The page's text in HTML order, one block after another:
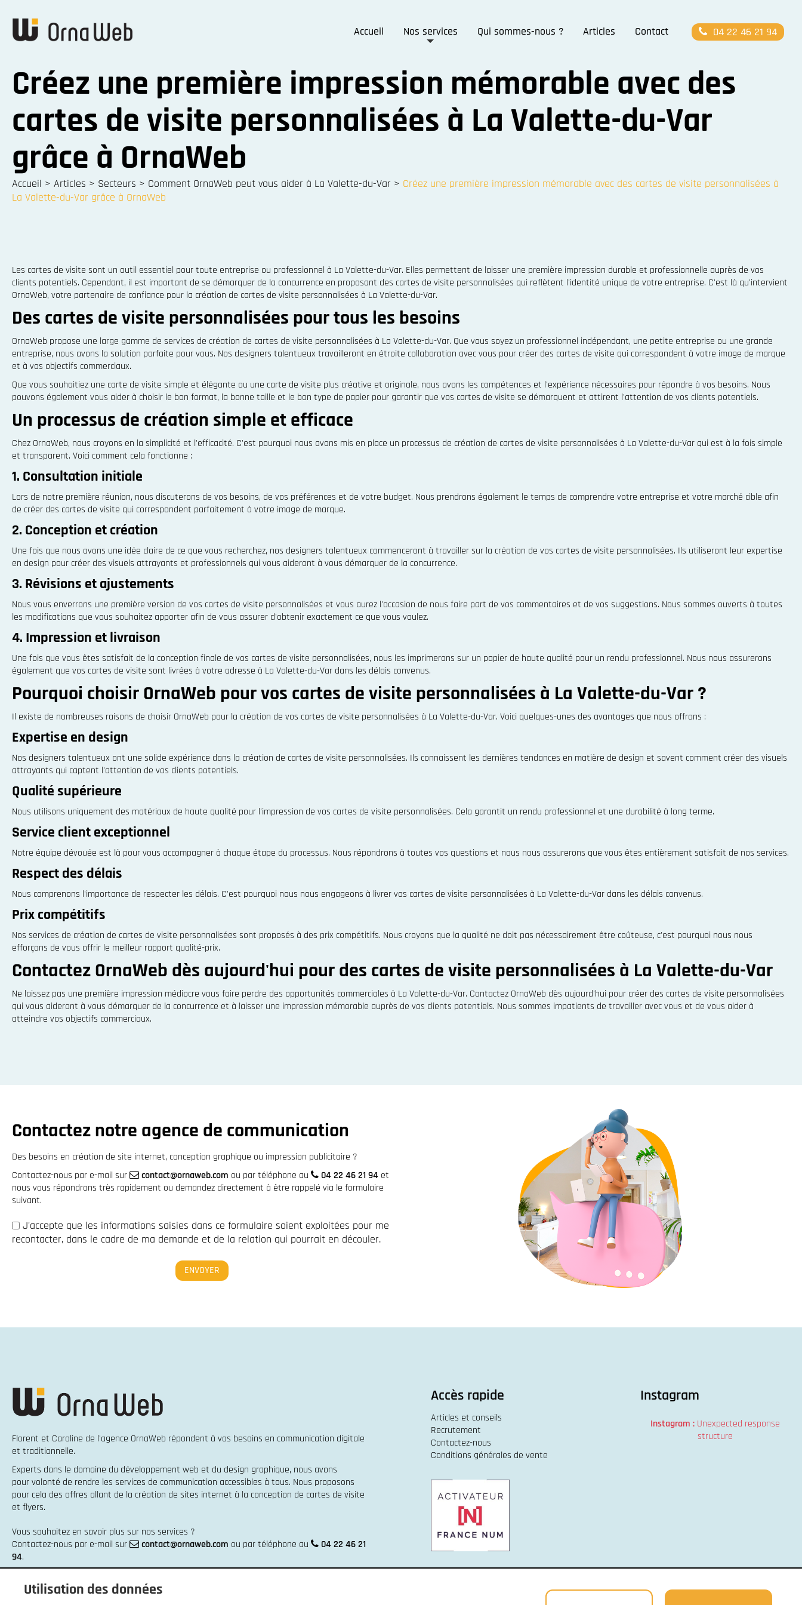
Accueil Nos services Qui sommes-nous ? Articles Contact 04 22 46 21 94
Créez une première impression mémorable avec des
cartes de visite personnalisées à La Valette-du-Var
grâce à OrnaWeb
Accueil > Articles > Secteurs > Comment OrnaWeb peut vous aider à La Valette-du-Var > Créez une première impression mémorable avec des cartes de visite personnalisées à
La Valette-du-Var grâce à OrnaWeb
Les cartes de visite sont un outil essentiel pour toute entreprise ou professionnel à La Valette-du-Var. Elles permettent de laisser une première impression durable et professionnelle auprès de vos
clients potentiels. Cependant, il est important de se démarquer de la concurrence en proposant des cartes de visite personnalisées qui reflètent l'identité unique de votre entreprise. C'est là qu'intervient
OrnaWeb, votre partenaire de confiance pour la création de cartes de visite personnalisées à La Valette-du-Var.
Des cartes de visite personnalisées pour tous les besoins
OrnaWeb propose une large gamme de services de création de cartes de visite personnalisées à La Valette-du-Var. Que vous soyez un professionnel indépendant, une petite entreprise ou une grande
entreprise, nous avons la solution parfaite pour vous. Nos designers talentueux travailleront en étroite collaboration avec vous pour créer des cartes de visite qui correspondent à votre image de marque
et à vos objectifs commerciaux.
Que vous souhaitiez une carte de visite simple et élégante ou une carte de visite plus créative et originale, nous avons les compétences et l'expérience nécessaires pour répondre à vos besoins. Nous
pouvons également vous aider à choisir le bon format, la bonne taille et le bon type de papier pour garantir que vos cartes de visite se démarquent et attirent l'attention de vos clients potentiels.
Un processus de création simple et efficace
Chez OrnaWeb, nous croyons en la simplicité et l'efficacité. C'est pourquoi nous avons mis en place un processus de création de cartes de visite personnalisées à La Valette-du-Var qui est à la fois simple
et transparent. Voici comment cela fonctionne :
1. Consultation initiale
Lors de notre première réunion, nous discuterons de vos besoins, de vos préférences et de votre budget. Nous prendrons également le temps de comprendre votre entreprise et votre marché cible afin
de créer des cartes de visite qui correspondent parfaitement à votre image de marque.
2. Conception et création
Une fois que nous avons une idée claire de ce que vous recherchez, nos designers talentueux commenceront à travailler sur la création de vos cartes de visite personnalisées. Ils utiliseront leur expertise
en design pour créer des visuels attrayants et professionnels qui vous aideront à vous démarquer de la concurrence.
3. Révisions et ajustements
Nous vous enverrons une première version de vos cartes de visite personnalisées et vous aurez l'occasion de nous faire part de vos commentaires et de vos suggestions. Nous sommes ouverts à toutes
les modifications que vous souhaitez apporter afin de vous assurer d'obtenir exactement ce que vous voulez.
4. Impression et livraison
Une fois que vous êtes satisfait de la conception finale de vos cartes de visite personnalisées, nous les imprimerons sur un papier de haute qualité pour un rendu professionnel. Nous nous assurerons
également que vos cartes de visite sont livrées à votre adresse à La Valette-du-Var dans les délais convenus.
Pourquoi choisir OrnaWeb pour vos cartes de visite personnalisées à La Valette-du-Var ?
Il existe de nombreuses raisons de choisir OrnaWeb pour la création de vos cartes de visite personnalisées à La Valette-du-Var. Voici quelques-unes des avantages que nous offrons :
Expertise en design
Nos designers talentueux ont une solide expérience dans la création de cartes de visite personnalisées. Ils connaissent les dernières tendances en matière de design et savent comment créer des visuels
attrayants qui captent l'attention de vos clients potentiels.
Qualité supérieure
Nous utilisons uniquement des matériaux de haute qualité pour l'impression de vos cartes de visite personnalisées. Cela garantit un rendu professionnel et une durabilité à long terme.
Service client exceptionnel
Notre équipe dévouée est là pour vous accompagner à chaque étape du processus. Nous répondrons à toutes vos questions et nous nous assurerons que vous êtes entièrement satisfait de nos services.
Respect des délais
Nous comprenons l'importance de respecter les délais. C'est pourquoi nous nous engageons à livrer vos cartes de visite personnalisées à La Valette-du-Var dans les délais convenus.
Prix compétitifs
Nos services de création de cartes de visite personnalisées sont proposés à des prix compétitifs. Nous croyons que la qualité ne doit pas nécessairement être coûteuse, c'est pourquoi nous nous
efforçons de vous offrir le meilleur rapport qualité-prix.
Contactez OrnaWeb dès aujourd'hui pour des cartes de visite personnalisées à La Valette-du-Var
Ne laissez pas une première impression médiocre vous faire perdre des opportunités commerciales à La Valette-du-Var. Contactez OrnaWeb dès aujourd'hui pour créer des cartes de visite personnalisées
qui vous aideront à vous démarquer de la concurrence et à laisser une impression mémorable auprès de vos clients potentiels. Nous sommes impatients de travailler avec vous et de vous aider à
atteindre vos objectifs commerciaux.
Contactez notre agence de communication
Des besoins en création de site internet, conception graphique ou impression publicitaire ?
Contactez-nous par e-mail sur
contact@ornaweb.com ou par téléphone au 04 22 46 21 94 et
nous vous répondrons très rapidement ou demandez directement à être rappelé via le formulaire
suivant.
J'accepte que les informations saisies dans ce formulaire soient exploitées pour me
recontacter, dans le cadre de ma demande et de la relation qui pourrait en découler.
Florent et Caroline de l'agence OrnaWeb répondent à vos besoins en communication digitale
et traditionnelle.
Experts dans le domaine du développement web et du design graphique, nous avons
pour volonté de rendre les services de communication accessibles à tous. Nous proposons
pour cela des offres allant de la création de sites internet à la conception de cartes de visite
et flyers.
Vous souhaitez en savoir plus sur nos services ?
Contactez-nous par e-mail sur
contact@ornaweb.com ou par téléphone au
04 22 46 21
94.
Accès rapide
Articles et conseils
Recrutement
Contactez-nous
Conditions générales de vente
Instagram
Instagram : Unexpected response
structure
Utilisation des données